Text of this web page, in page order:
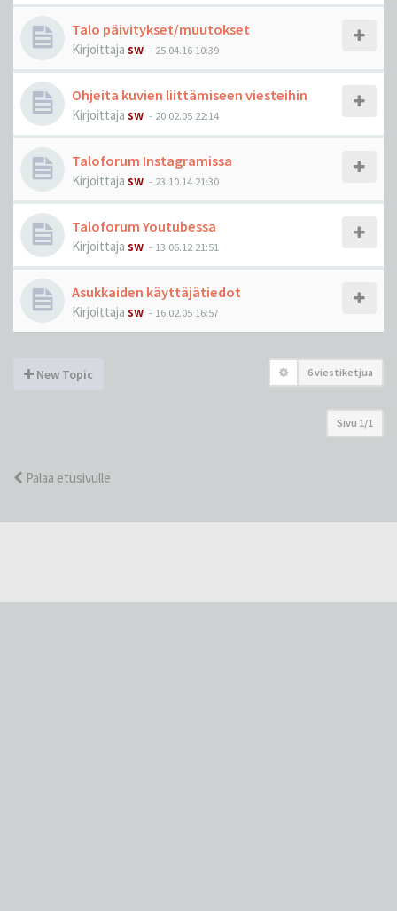
Talo päivitykset/muutokset
Kirjoittaja sw - 25.04.16 10:39
Ohjeita kuvien liittämiseen viesteihin
Kirjoittaja sw - 20.02.05 22:14
Taloforum Instagramissa
Kirjoittaja sw - 23.10.14 21:30
Taloforum Youtubessa
Kirjoittaja sw - 13.06.12 21:51
Asukkaiden käyttäjätiedot
Kirjoittaja sw - 16.02.05 16:57
New Topic 6 viestiketjua
Sivu 1/1
Palaa etusivulle